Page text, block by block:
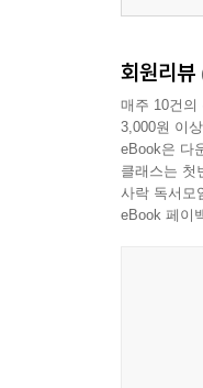
Ⅳ. 『원효
『기신론
김지연
서지:쇼묘
도쓰 아야
회원리뷰
매주 10건의
3,000원 이
eBook은 다
클래스는 첫
사락 독서모
eBook 페이